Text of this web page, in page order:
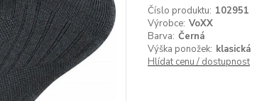
Číslo produktu: 102951
Výrobce: VoXX
Barva: Černá
Výška ponožek: klasická
Hlídat cenu / dostupnost